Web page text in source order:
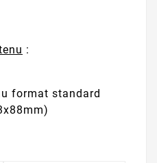
:
format standard